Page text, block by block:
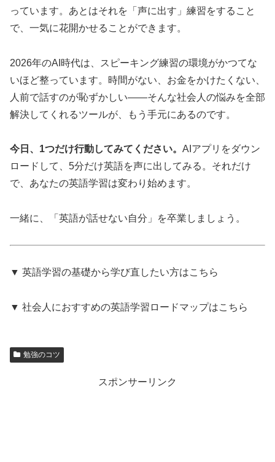
っています。あとはそれを「声に出す」練習をすること
で、一気に花開かせることができます。
2026年のAI時代は、スピーキング練習の環境がかつてな
いほど整っています。時間がない、お金をかけたくない、
人前で話すのが恥ずかしい——そんな社会人の悩みを全部
解決してくれるツールが、もう手元にあるのです。
今日、1つだけ行動してみてください。 AIアプリをダウン
ロードして、5分だけ英語を声に出してみる。それだけ
で、あなたの英語学習は変わり始めます。
一緒に、「英語が話せない自分」を卒業しましょう。
▼ 英語学習の基礎から学び直したい方はこちら
▼ 社会人におすすめの英語学習ロードマップはこちら
勉強のコツ
スポンサーリンク